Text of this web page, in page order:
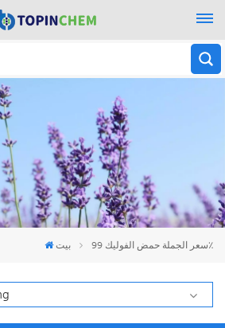
بيت سعر الجملة حمض الفوليك 99٪